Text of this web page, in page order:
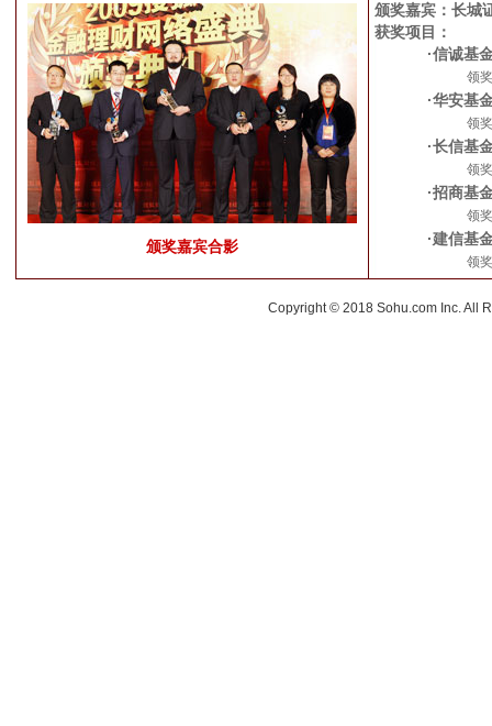
颁奖嘉宾合影
颁奖嘉宾：长城
获奖项目：
·信诚基
领
·华安基
领
·长信基
领
·招商基
领
·建信基
领
Copyright © 2018 Sohu.com Inc. All